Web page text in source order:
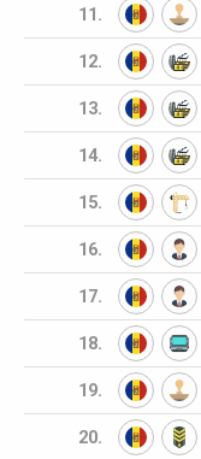
11.
12.
13.
14.
15.
16.
17.
18.
19.
20.